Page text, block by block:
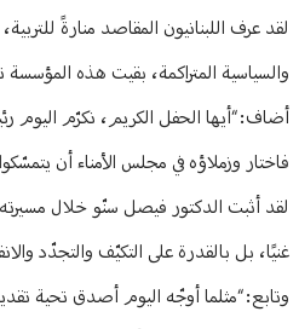
لقد عرف اللبنانيون المقاصد منارةً
والسياسية المتراكمة، بقيت هذه
أضاف: “أيها الحفل الكريم، نكرّم اليوم
فاختار وزملاؤه في مجلس الأمناء أن
لقد أثبت الدكتور فيصل سنّو خلال
غنيًا، بل بالقدرة على التكيّف والتجدّد
وتابع: “مثلما أوجّه اليوم أصدق تحية